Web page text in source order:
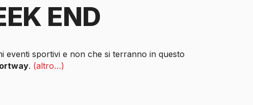
END
eventi sportivi e non che si terranno in questo
. (altro…)